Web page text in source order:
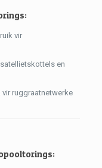
vir
en
ruggraatnetwerke